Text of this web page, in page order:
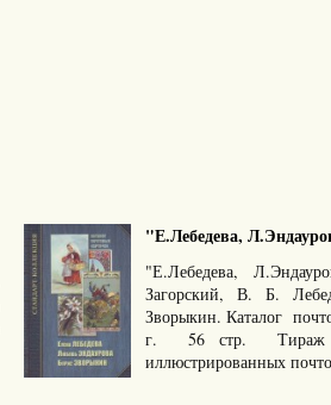
"Е.Лебедева,
"Е.Лебедева,
Загорский, В. Б.
Зворыкин. Каталог
г. 56 стр. Тираж
иллюстрированных